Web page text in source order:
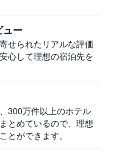
ュー
せられたリアルな評価
心して理想の宿泊先を
300万件以上のホテル
とめているので、理想
とができます。